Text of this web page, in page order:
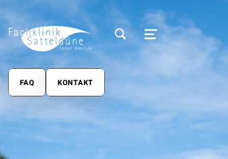
MODALES SUCHFELD UMSCHALTEN
MENÜ
FAQ KONTAKT